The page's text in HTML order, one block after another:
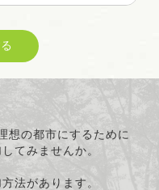
想の都市にするために
てみませんか。
法があります。